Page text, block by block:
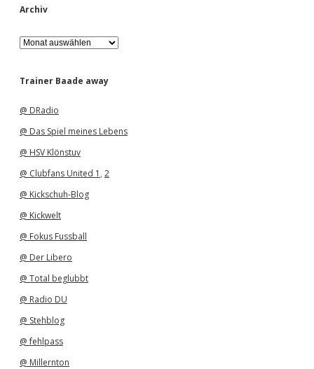
Archiv
A
r
h
Trainer Baade away
@ DRadio
@ Das Spiel meines Lebens
@ HSV Klönstuv
@ Clubfans United 1 , 2
@ Kickschuh-Blog
@ Kickwelt
@ Fokus Fussball
@ Der Libero
@ Total beglubbt
@ Radio DU
@ Stehblog
@ fehlpass
@ Millernton